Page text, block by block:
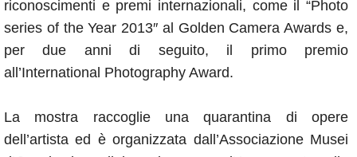
riconoscimenti e premi internazionali, come il “Photo
series of the Year 2013″ al Golden Camera Awards e,
per due anni di seguito, il primo premio
all’International Photography Award.
La mostra raccoglie una quarantina di opere
dell’artista ed è organizzata dall’Associazione Musei